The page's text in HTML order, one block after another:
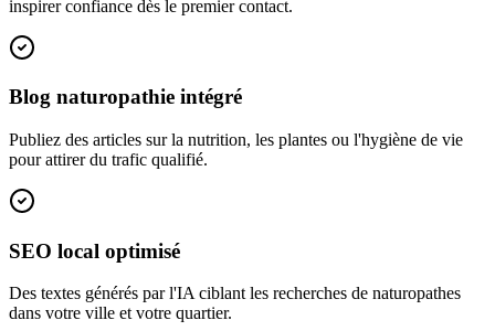
inspirer confiance dès le premier contact.
Blog naturopathie intégré
Publiez des articles sur la nutrition, les plantes ou l'hygiène de vie
pour attirer du trafic qualifié.
SEO local optimisé
Des textes générés par l'IA ciblant les recherches de naturopathes
dans votre ville et votre quartier.